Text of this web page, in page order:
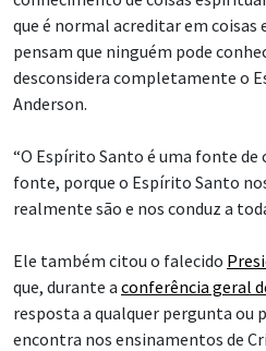
que é normal acreditar em
pensam que ninguém pode
desconsidera completamente o
Anderson.
“O Espírito Santo é uma fonte
fonte, porque o Espírito Santo
realmente são e nos conduz a
Ele também citou o falecido
que, durante a conferência geral
resposta a qualquer pergunta ou
encontra nos ensinamentos de